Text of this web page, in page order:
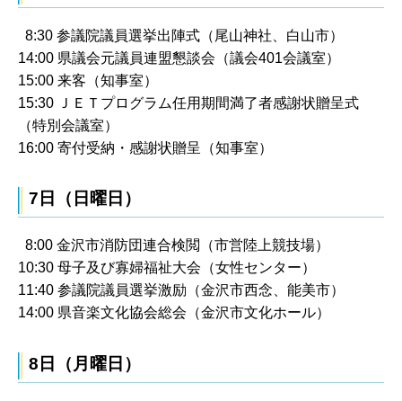
8:30 参議院議員選挙出陣式（尾山神社、白山市）
14:00 県議会元議員連盟懇談会（議会401会議室）
15:00 来客（知事室）
15:30 ＪＥＴプログラム任用期間満了者感謝状贈呈式
（特別会議室）
16:00 寄付受納・感謝状贈呈（知事室）
7日（日曜日）
8:00 金沢市消防団連合検閲（市営陸上競技場）
10:30 母子及び寡婦福祉大会（女性センター）
11:40 参議院議員選挙激励（金沢市西念、能美市）
14:00 県音楽文化協会総会（金沢市文化ホール）
8日（月曜日）